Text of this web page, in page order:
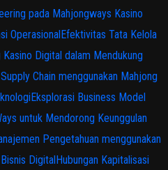
pada Mahjongways Kasino
OperasionalEfektivitas Tata Kelola
Digital dalam Mendukung
Chain menggunakan Mahjong
Eksplorasi Business Model
untuk Mendorong Keunggulan
Pengetahuan menggunakan
DigitalHubungan Kapitalisasi